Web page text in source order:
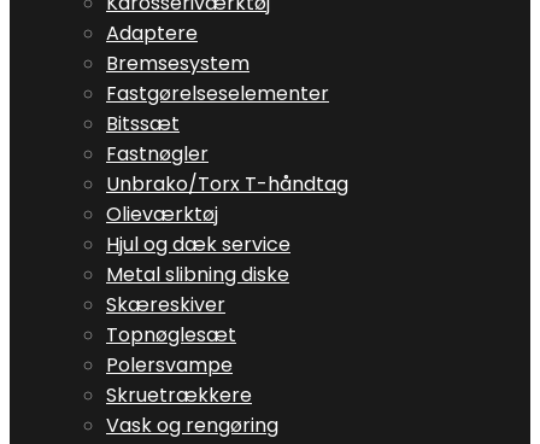
Adaptere
Bremsesystem
Fastgørelseselementer
Bitssæt
Fastnøgler
Unbrako/Torx T-håndtag
Olieværktøj
Hjul og dæk service
Metal slibning diske
Skæreskiver
Topnøglesæt
Polersvampe
Skruetrækkere
Vask og rengøring